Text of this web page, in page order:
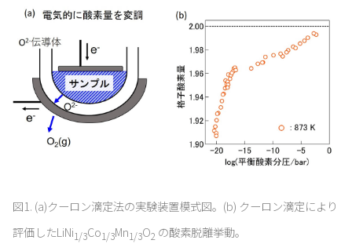
図1. (a)クーロン滴定法の実験装置模式図。(b) クーロン滴定により
評価したLiNi1/3Co1/3Mn1/3O2 の酸素脱離挙動。